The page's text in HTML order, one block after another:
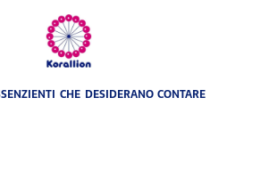
CHE DESIDERANO CONTARE